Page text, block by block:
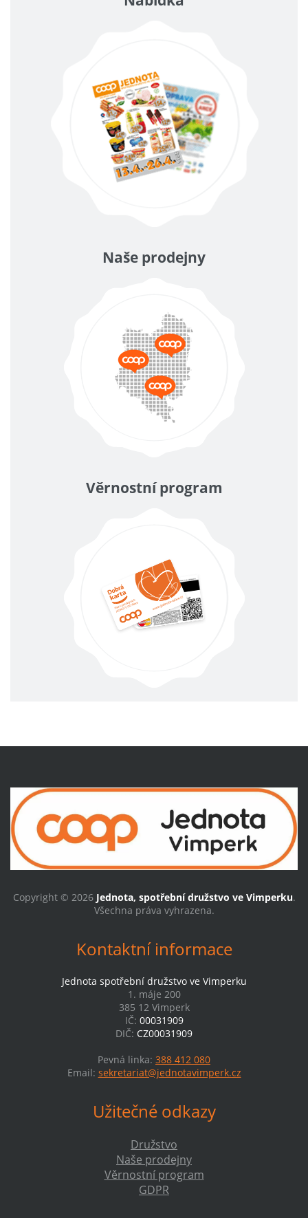
Naše prodejny
Věrnostní program
Copyright © 2026 Jednota, spotřební družstvo ve Vimperku.
Všechna práva vyhrazena.
Kontaktní informace
Jednota spotřební družstvo ve Vimperku
1. máje 200
385 12 Vimperk
IČ: 00031909
DIČ: CZ00031909
Pevná linka: 388 412 080
Email: sekretariat@jednotavimperk.cz
Užitečné odkazy
Družstvo
Naše prodejny
Věrnostní program
GDPR